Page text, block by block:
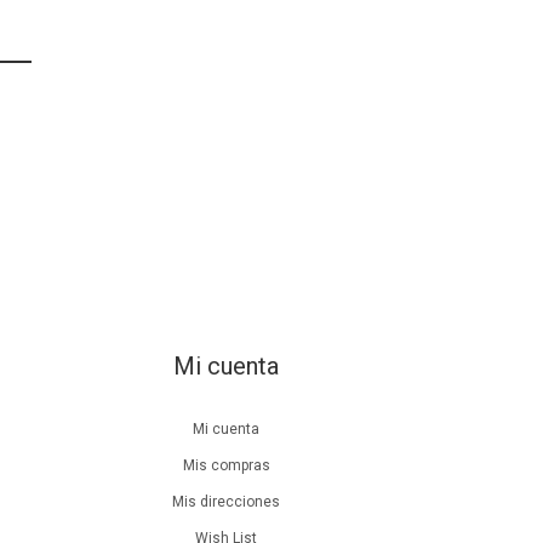
Mi cuenta
Mi cuenta
Mis compras
Mis direcciones
Wish List